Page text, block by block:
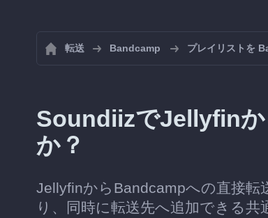
転送 Bandcamp プレイリストを
SoundiizでJellyfin
か？
JellyfinからBandcampへの直接転
り、同時に転送先へ追加できる